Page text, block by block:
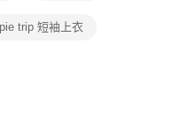
監護人之同意方可使用
帳號之用戶狀況，依本公司即
trip 短袖上衣